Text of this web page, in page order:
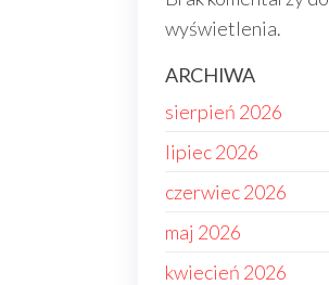
wyświetlenia.
ARCHIWA
sierpień 2026
lipiec 2026
czerwiec 2026
maj 2026
kwiecień 2026